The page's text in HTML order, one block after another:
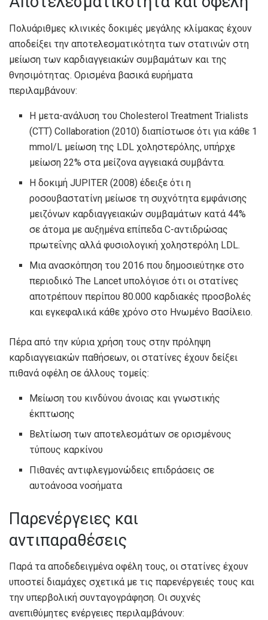
Πολυάριθμες κλινικές δοκιμές μεγάλης κλίμακας έχουν
αποδείξει την αποτελεσματικότητα των στατινών στη
μείωση των καρδιαγγειακών συμβαμάτων και της
θνησιμότητας. Ορισμένα βασικά ευρήματα
περιλαμβάνουν:
Η μετα-ανάλυση του Cholesterol Treatment Trialists
(CTT) Collaboration (2010) διαπίστωσε ότι για κάθε 1
mmol/L μείωση της LDL χοληστερόλης, υπήρχε
μείωση 22% στα μείζονα αγγειακά συμβάντα.
Η δοκιμή JUPITER (2008) έδειξε ότι η
ροσουβαστατίνη μείωσε τη συχνότητα εμφάνισης
μειζόνων καρδιαγγειακών συμβαμάτων κατά 44%
σε άτομα με αυξημένα επίπεδα C-αντιδρώσας
πρωτεΐνης αλλά φυσιολογική χοληστερόλη LDL.
Μια ανασκόπηση του 2016 που δημοσιεύτηκε στο
περιοδικό The Lancet υπολόγισε ότι οι στατίνες
αποτρέπουν περίπου 80.000 καρδιακές προσβολές
και εγκεφαλικά κάθε χρόνο στο Ηνωμένο Βασίλειο.
Πέρα από την κύρια χρήση τους στην πρόληψη
καρδιαγγειακών παθήσεων, οι στατίνες έχουν δείξει
πιθανά οφέλη σε άλλους τομείς:
Μείωση του κινδύνου άνοιας και γνωστικής
έκπτωσης
Βελτίωση των αποτελεσμάτων σε ορισμένους
τύπους καρκίνου
Πιθανές αντιφλεγμονώδεις επιδράσεις σε
αυτοάνοσα νοσήματα
Παρενέργειες και
αντιπαραθέσεις
Παρά τα αποδεδειγμένα οφέλη τους, οι στατίνες έχουν
υποστεί διαμάχες σχετικά με τις παρενέργειές τους και
την υπερβολική συνταγογράφηση. Οι συχνές
ανεπιθύμητες ενέργειες περιλαμβάνουν: